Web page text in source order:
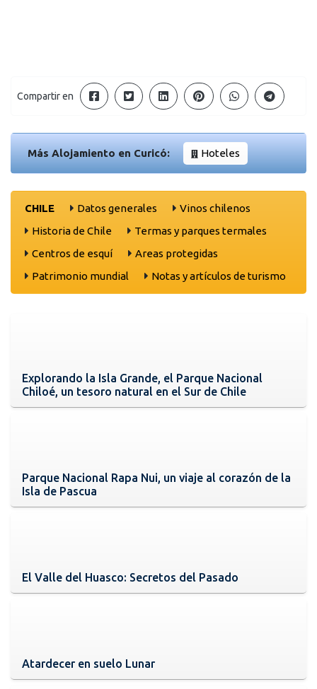
Compartir en
Más Alojamiento en Curicó: Hoteles
CHILE Datos generales
Vinos chilenos
Historia de Chile
Termas y parques termales
Centros de esquí
Areas protegidas
Patrimonio mundial
Notas y artículos de turismo
Explorando la Isla Grande, el Parque Nacional
Chiloé, un tesoro natural en el Sur de Chile
Parque Nacional Rapa Nui, un viaje al corazón de la
Isla de Pascua
El Valle del Huasco: Secretos del Pasado
Atardecer en suelo Lunar